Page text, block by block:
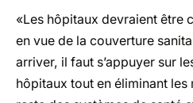
«Les hôpitaux devraient être
en vue de la couverture
arriver, il faut s’appuyer sur
hôpitaux tout en éliminant les